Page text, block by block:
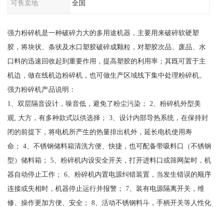
可售卖地 全国
强力粉碎机是一种破碎力大的多用途机器，主要用来破碎软硬塑
胶，将块状、条状及水口塑胶破碎成颗粒，对塑胶次品、废品、水
口料的迅速回收起到重要作用，提高塑胶的利用率；其既可置于主
机边，做在线机边粉碎机，也可做生产区域线下集中处理粉碎机。
强力粉碎机产品说明：
1、双层隔音设计，噪音低，避免了粉尘污染； 2、粉碎机外型美
观, 大方，有多种款式以供选择； 3、设计内部导热系统，在保持封
闭的前提下，将电机所产生的热量排出机外，延长电机使用寿
命； 4、不锈钢储料箱清洗方便、快捷，也可配备带吸料口（不锈钢
型）储料箱； 5、粉碎机内设安全开关，打开进料口或筛网架时，机
器自动停止工作； 6、粉碎机内置电源纠错装置，当发生错误的顺序
连接或失相时，机器停止运行并报警； 7、装有电源隔离开关，维
修、操作更加方便、安全； 8、活动不锈钢料斗，手柄开关等人性化